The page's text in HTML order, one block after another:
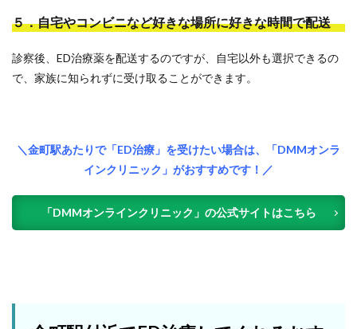
５．自宅やコンビニなど好きな場所に好きな時間で配送
診察後、ED治療薬を配送するのですが、自宅以外も選択できるの
で、家族に知られずに受け取ることができます。
＼金町駅あたりで「ED治療」を受けたい場合は、「DMMオンラ
インクリニック」がおすすめです！／
「DMMオンラインクリニック」の公式サイトはこちら